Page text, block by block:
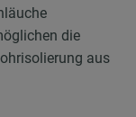
die
aus